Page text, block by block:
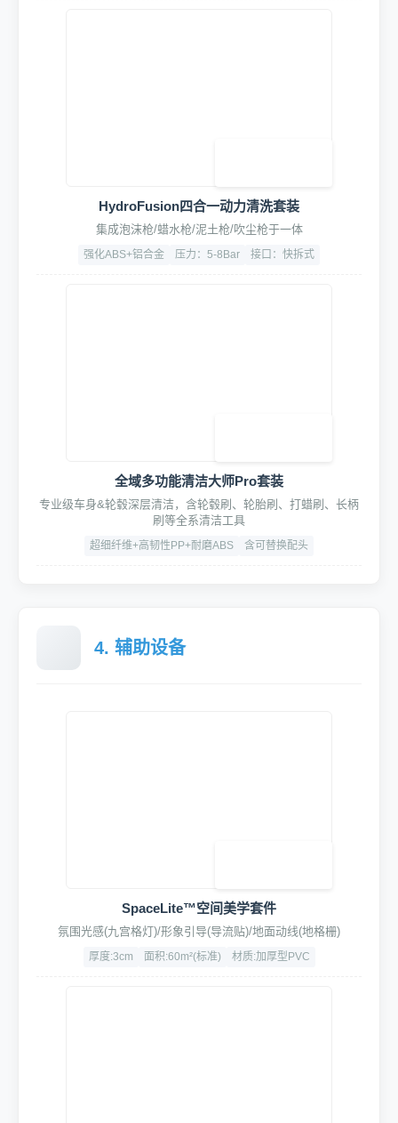
HydroFusion四合一动力清洗套装
集成泡沫枪/蜡水枪/泥土枪/吹尘枪于一体
强化ABS+铝合金 压力：5-8Bar 接口：快拆式
全域多功能清洁大师Pro套装
专业级车身&轮毂深层清洁，含轮毂刷、轮胎刷、打蜡刷、长柄
刷等全系清洁工具
超细纤维+高韧性PP+耐磨ABS 含可替换配头
4. 辅助设备
SpaceLite™空间美学套件
氛围光感(九宫格灯)/形象引导(导流贴)/地面动线(地格栅)
厚度:3cm 面积:60m²(标准) 材质:加厚型PVC